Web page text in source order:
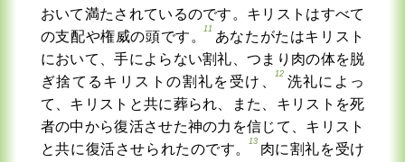
おいて満たされているのです。キリストはすべて
の支配や権威の頭です。
11
あなたがたはキリスト
において、手によらない割礼、つまり肉の体を脱
ぎ捨てるキリストの割礼を受け、
12
洗礼によっ
て、キリストと共に葬られ、また、キリストを死
者の中から復活させた神の力を信じて、キリスト
と共に復活させられたのです。
13
肉に割礼を受け